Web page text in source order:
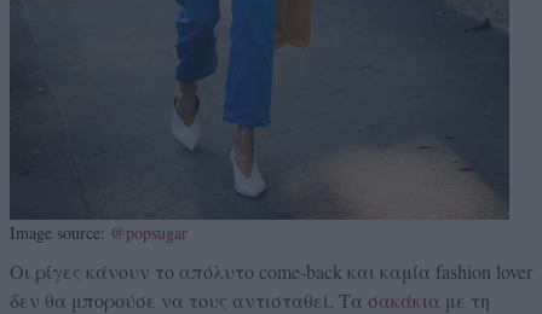
Image source: @popsugar
Οι ρίγες κάνουν το απόλυτο come-back και καμία fashion lover
δεν θα μπορούσε να τους αντισταθεί. Τα σακάκια με τη